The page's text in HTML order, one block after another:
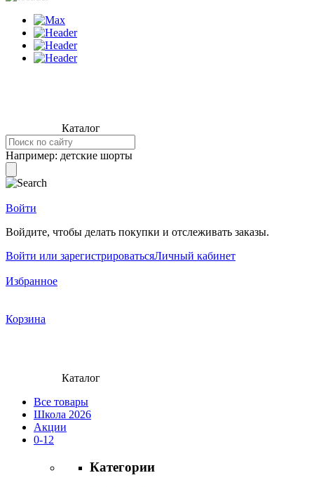
Каталог
Например: детские шорты
Войти
Войдите, чтобы делать покупки и отслеживать заказы.
Войти или зарегистрироватьсяЛичный кабинет
Избранное
Корзина
Каталог
Все товары
Школа 2026
Акции
0-12
Категории